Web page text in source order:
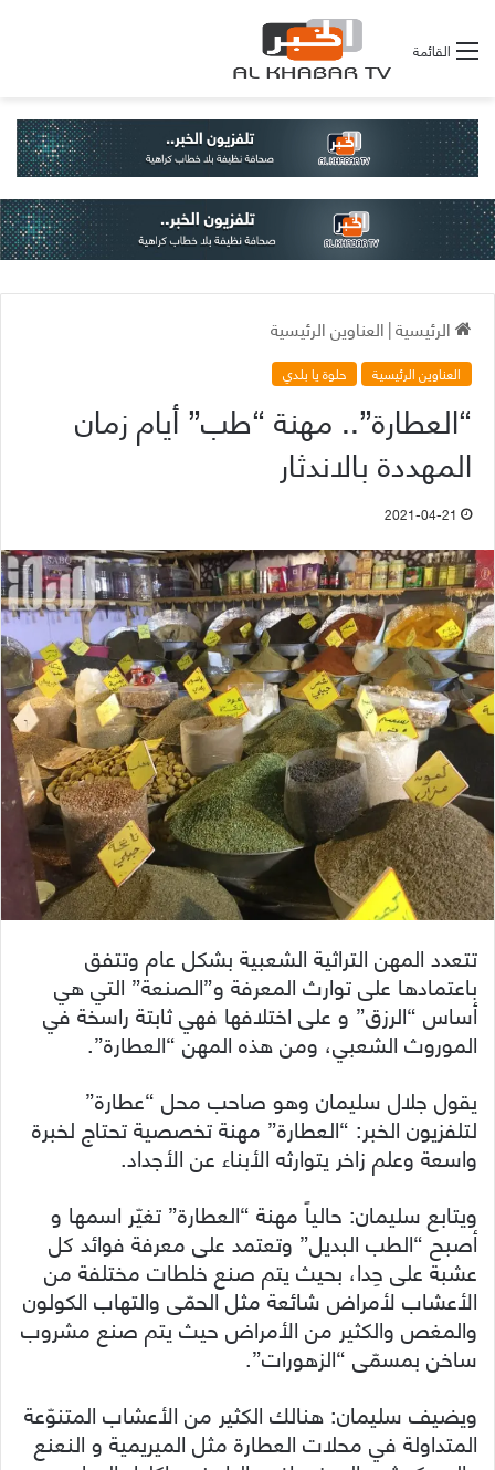
القائمة
الرئيسية|العناوين الرئيسية
العناوين الرئيسية حلوة يا بلدي
“العطارة”.. مهنة “طب” أيام زمان
المهددة بالاندثار
2021-04-21
تتعدد المهن التراثية الشعبية بشكل عام وتتفق
باعتمادها على توارث المعرفة و”الصنعة” التي هي
أساس “الرزق” و على اختلافها فهي ثابتة راسخة في
الموروث الشعبي، ومن هذه المهن “العطارة”.
يقول جلال سليمان وهو صاحب محل “عطارة”
لتلفزيون الخبر: “العطارة” مهنة تخصصية تحتاج لخبرة
واسعة وعلم زاخر يتوارثه الأبناء عن الأجداد.
ويتابع سليمان: حالياً مهنة “العطارة” تغيّر اسمها و
أصبح “الطب البديل” وتعتمد على معرفة فوائد كل
عشبة على حِدا، بحيث يتم صنع خلطات مختلفة من
الأعشاب لأمراض شائعة مثل الحمّى والتهاب الكولون
والمغص والكثير من الأمراض حيث يتم صنع مشروب
ساخن بمسمّى “الزهورات”.
ويضيف سليمان: هنالك الكثير من الأعشاب المتنوّعة
المتداولة في محلات العطارة مثل الميريمية و النعنع